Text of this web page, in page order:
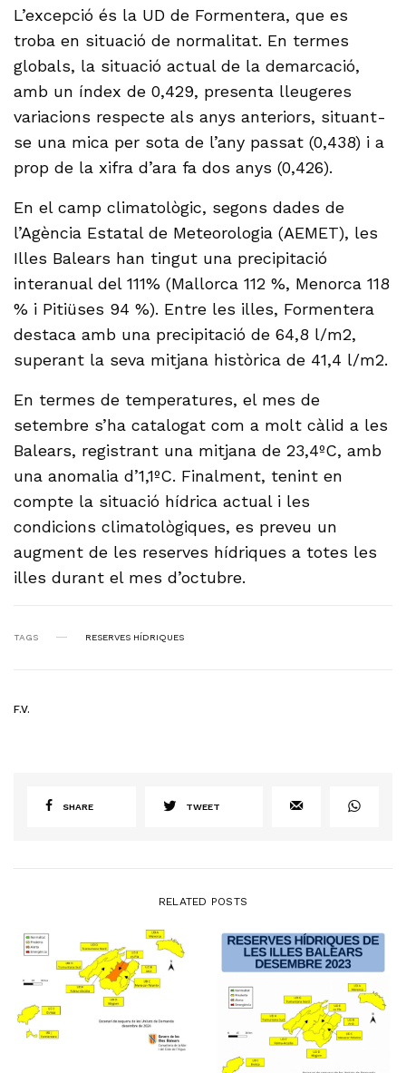
L’excepció és la UD de Formentera, que es
troba en situació de normalitat. En termes
globals, la situació actual de la demarcació,
amb un índex de 0,429, presenta lleugeres
variacions respecte als anys anteriors, situant-
se una mica per sota de l’any passat (0,438) i a
prop de la xifra d’ara fa dos anys (0,426).
En el camp climatològic, segons dades de
l’Agència Estatal de Meteorologia (AEMET), les
Illes Balears han tingut una precipitació
interanual del 111% (Mallorca 112 %, Menorca 118
% i Pitiüses 94 %). Entre les illes, Formentera
destaca amb una precipitació de 64,8 l/m2,
superant la seva mitjana històrica de 41,4 l/m2.
En termes de temperatures, el mes de
setembre s’ha catalogat com a molt càlid a les
Balears, registrant una mitjana de 23,4ºC, amb
una anomalia d’1,1ºC. Finalment, tenint en
compte la situació hídrica actual i les
condicions climatològiques, es preveu un
augment de les reserves hídriques a totes les
illes durant el mes d’octubre.
TAGS RESERVES HÍDRIQUES
F.V.
SHARE TWEET
RELATED POSTS